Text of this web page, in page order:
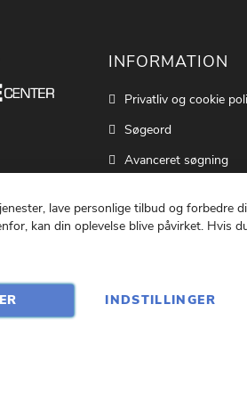
INFORMATION
Privatliv og cookie
Søgeord
Avanceret søgning
Kontakt os
lave personlige tilbud og forbedre
kan din oplevelse blive påvirket. Hvis
INDSTILLINGER